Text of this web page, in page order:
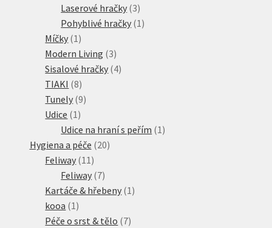
Laserové hračky 33
produkty
Pohyblivé hračky 1 1
Míčky 1 1
produkt
Modern Living 33
produkty
Sisalové hračky 44
TIAKI 88
produktů
Tunely 99
Udice 1 1
produkt
Udice na hraní s peřím 1 1
Hygiena a péče 2020
Feliway 11 11
produktů
Feliway 77
produktů
Kartáče & hřebeny 1 1
kooa 1 1
produkt
Péče o srst & tělo 77